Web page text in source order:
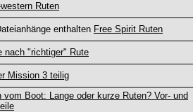
western Ruten
Free Spirit Ruten
nach "richtiger" Rute
Mission 3 teilig
vom Boot: Lange oder kurze Ruten? Vor- und